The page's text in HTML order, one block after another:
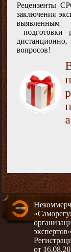
Рецензенты
заключения
выявленным
подготовки
вопросов!
экспертов»
от